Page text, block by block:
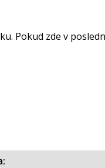
Pokud zde v